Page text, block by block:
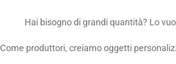
Hai bisogno di grandi quantità? Lo
Come produttori, creiamo oggetti